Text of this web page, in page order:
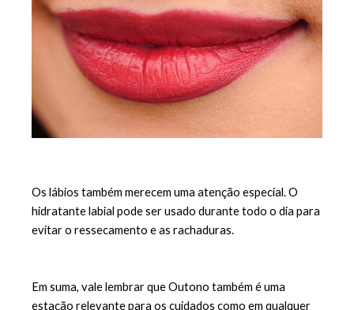
Os lábios também merecem uma atenção especial. O
hidratante labial pode ser usado durante todo o dia para
evitar o ressecamento e as rachaduras.
Em suma, vale lembrar que Outono também é uma
estação relevante para os cuidados como em qualquer